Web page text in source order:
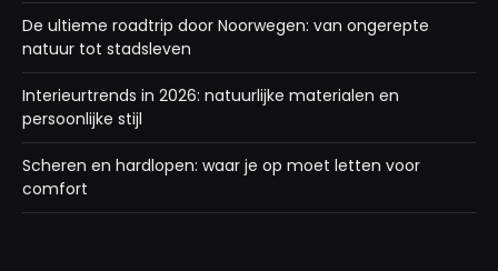
De ultieme roadtrip door Noorwegen: van ongerepte
natuur tot stadsleven
Interieurtrends in 2026: natuurlijke materialen en
persoonlijke stijl
Scheren en hardlopen: waar je op moet letten voor
comfort